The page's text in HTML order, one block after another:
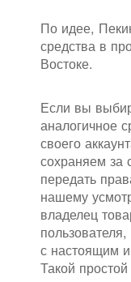
По идее,
средства в
Востоке.
Если вы
аналогичное
своего
сохраняем за
передать
нашему
владелец
с настоящим
Такой